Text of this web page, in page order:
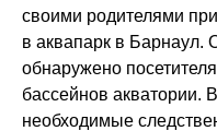
своими родителями
в аквапарк в Барнаул.
обнаружено
бассейнов акватории.
необходимые